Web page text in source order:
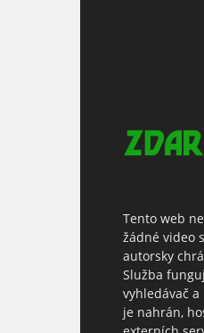
Tento web
žádné video
autorsky
Služba
vyhledávač
je nahrán,